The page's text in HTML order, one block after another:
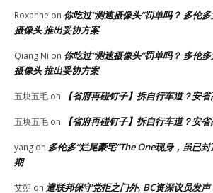
Roxanne on 你吃过“测速摄像头”罚单吗？ 多伦
摄像头 推出妥协方案
Qiang Ni on 你吃过“测速摄像头”罚单吗？ 多伦
摄像头 推出妥协方案
五块五毛 on 【省府再碰钉子】拆自行车道？安
五块五毛 on 【省府再碰钉子】拆自行车道？安
yang on 多伦多“烂尾豪宅”The One现身，虽已
期
艾朔 on 遭联邦保守党拒之门外, BC资深议员发